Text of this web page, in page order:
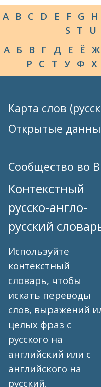
A B C D E F G H
S T U
А Б В Г Д Е Ё Ж
Р С Т У Ф Х
Карта слов
Открытые
Сообщество во
Контекстный
русско-англо-
русский
Используйте
контекстный
словарь, чтобы
искать переводы
слов, выражений
целых фраз с
русского на
английский или с
английского на
русский.